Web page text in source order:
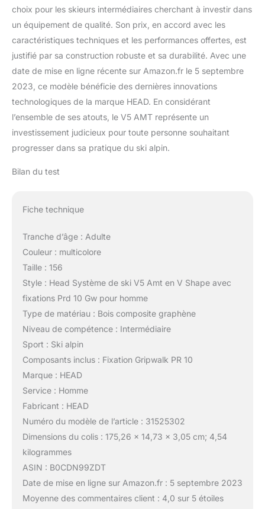
choix pour les skieurs intermédiaires cherchant à investir dans
un équipement de qualité. Son prix, en accord avec les
caractéristiques techniques et les performances offertes, est
justifié par sa construction robuste et sa durabilité. Avec une
date de mise en ligne récente sur Amazon.fr le 5 septembre
2023, ce modèle bénéficie des dernières innovations
technologiques de la marque HEAD. En considérant
l’ensemble de ses atouts, le V5 AMT représente un
investissement judicieux pour toute personne souhaitant
progresser dans sa pratique du ski alpin.
Bilan du test
Fiche technique
Tranche d’âge : Adulte
Couleur : multicolore
Taille : 156
Style : Head Système de ski V5 Amt en V Shape avec
fixations Prd 10 Gw pour homme
Type de matériau : Bois composite graphène
Niveau de compétence : Intermédiaire
Sport : Ski alpin
Composants inclus : Fixation Gripwalk PR 10
Marque : HEAD
Service : Homme
Fabricant : HEAD
Numéro du modèle de l’article : 31525302
Dimensions du colis : 175,26 x 14,73 x 3,05 cm; 4,54
kilogrammes
ASIN : B0CDN99ZDT
Date de mise en ligne sur Amazon.fr : 5 septembre 2023
Moyenne des commentaires client : 4,0 sur 5 étoiles